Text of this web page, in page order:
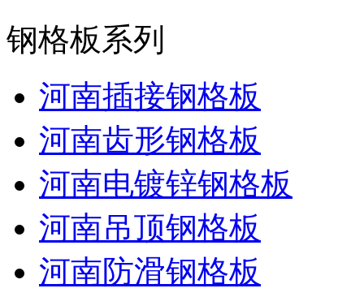
钢格板系列
河南插接钢格板
河南齿形钢格板
河南电镀锌钢格板
河南吊顶钢格板
河南防滑钢格板